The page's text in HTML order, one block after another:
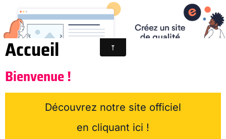
Accueil
Bienvenue !
Découvrez notre site officiel
en cliquant ici !